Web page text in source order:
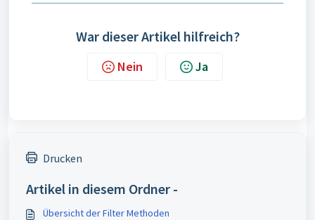
War dieser Artikel hilfreich?
Nein Ja
Drucken
Artikel in diesem Ordner -
Übersicht der Filter Methoden